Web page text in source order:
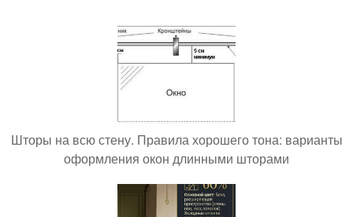
Шторы на всю стену. Правила хорошего тона: варианты
оформления окон длинными шторами